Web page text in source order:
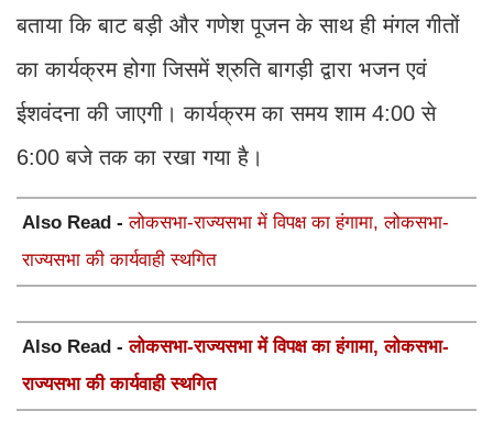
बताया कि बाट बड़ी और गणेश पूजन के साथ ही मंगल गीतों
का कार्यक्रम होगा जिसमें श्रुति बागड़ी द्वारा भजन एवं
ईशवंदना की जाएगी। कार्यक्रम का समय शाम 4:00 से
6:00 बजे तक का रखा गया है।
Also Read -लोकसभा-राज्यसभा में विपक्ष का हंगामा, लोकसभा-
राज्यसभा की कार्यवाही स्थगित
Also Read -लोकसभा-राज्यसभा में विपक्ष का हंगामा, लोकसभा-
राज्यसभा की कार्यवाही स्थगित